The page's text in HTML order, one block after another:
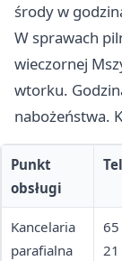
środy w
W sprawach
wieczornej
wtorku.
nabożeństwa.
Punkt
obsługi
Kancelaria
parafialna
65